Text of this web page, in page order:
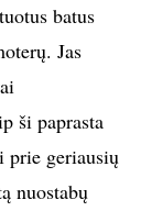
batus
Jas
ši paprasta
prie geriausių
nuostabų